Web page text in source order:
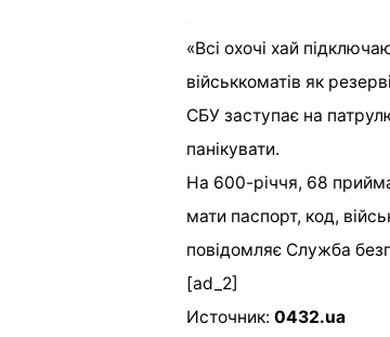
«Всі охочі хай
військкоматів як
СБУ заступає на
панікувати.
На 600-річчя, 68
мати паспорт, код,
повідомляє Служба
[ad_2]
Источник: 0432.ua